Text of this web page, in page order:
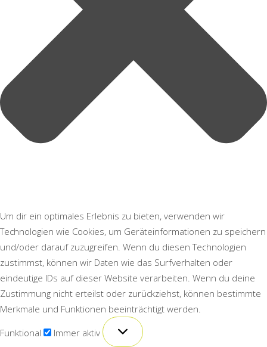
Um dir ein optimales Erlebnis zu bieten, verwenden wir
Technologien wie Cookies, um Geräteinformationen zu speichern
und/oder darauf zuzugreifen. Wenn du diesen Technologien
zustimmst, können wir Daten wie das Surfverhalten oder
eindeutige IDs auf dieser Website verarbeiten. Wenn du deine
Zustimmung nicht erteilst oder zurückziehst, können bestimmte
Merkmale und Funktionen beeinträchtigt werden.
Funktional
Immer aktiv